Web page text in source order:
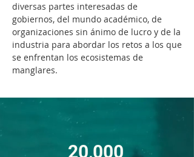
diversas partes interesadas de
gobiernos, del mundo académico, de
organizaciones sin ánimo de lucro y de la
industria para abordar los retos a los que
se enfrentan los ecosistemas de
manglares.
20,000